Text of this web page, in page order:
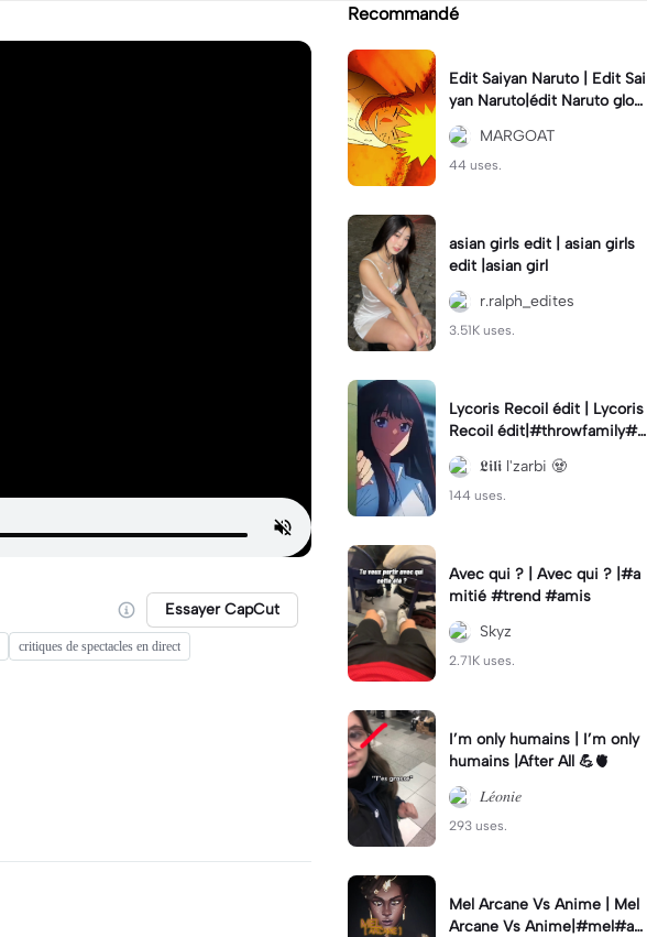
Essayer CapCut
critiques de spectacles en direct
Recommandé
Edit Saiyan Naruto | Edit Sai
yan Naruto|édit Naruto glow
up
MARGOAT
44 uses.
asian girls edit | asian girls
edit |asian girl
r.ralph_edites
3.51K uses.
Lycoris Recoil édit | Lycoris
Recoil édit|#throwfamily#
manga#animé#capcut
𝕷𝖎𝖑𝖎 l'zarbi 🧟‍
144 uses.
Avec qui ? | Avec qui ? |#a
mitié #trend #amis
Skyz
2.71K uses.
I’m only humains | I’m only
humains |After All 💪🫀
𝐿𝑒́𝑜𝑛𝑖𝑒
293 uses.
Mel Arcane Vs Anime | Mel
Arcane Vs Anime|#mel#ar